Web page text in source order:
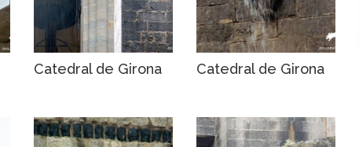
Catedral de Girona Catedral de Girona